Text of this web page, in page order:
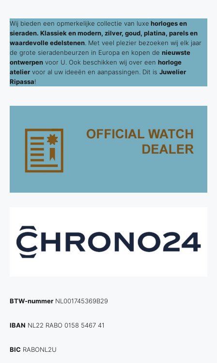
Wij bieden een opmerkelijke collectie van luxe horloges en
sieraden. Klassiek en modern, zilver, goud, platina, parels en
waardevolle edelstenen . Met veel plezier bezoeken wij elk jaar
de grote sieradenbeurzen in Europa en kopen de nieuwste
ontwerpen voor U. Ook beschikken wij over een horloge
atelier voor al uw ideeën en aanpassingen. Dit is Juwelier
Ripassa!
BTW-nummer NL001745369B29
IBAN NL22 RABO 0158 5467 41
BIC RABONL2U